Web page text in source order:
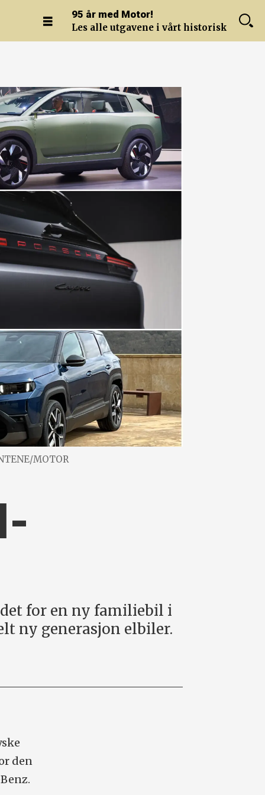
95 år med Motor!
Les alle utgavene i vårt historiske arkiv.
MOTOR
for en ny familiebil i
ny generasjon elbiler.
den